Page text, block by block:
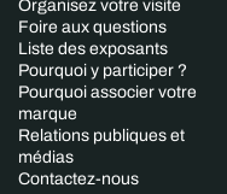
Organisez votre visite
Foire aux questions
Liste des exposants
Pourquoi y participer ?
Pourquoi associer votre
marque
Relations publiques et
médias
Contactez-nous